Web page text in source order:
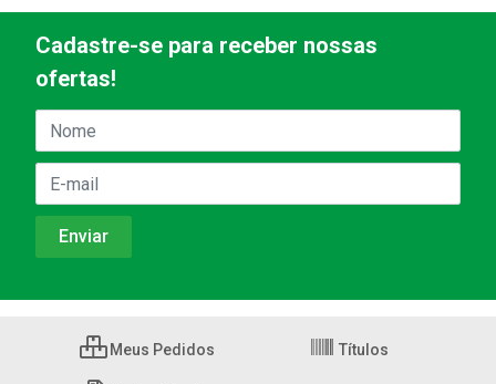
Cadastre-se para receber nossas
ofertas!
Meus Pedidos Títulos